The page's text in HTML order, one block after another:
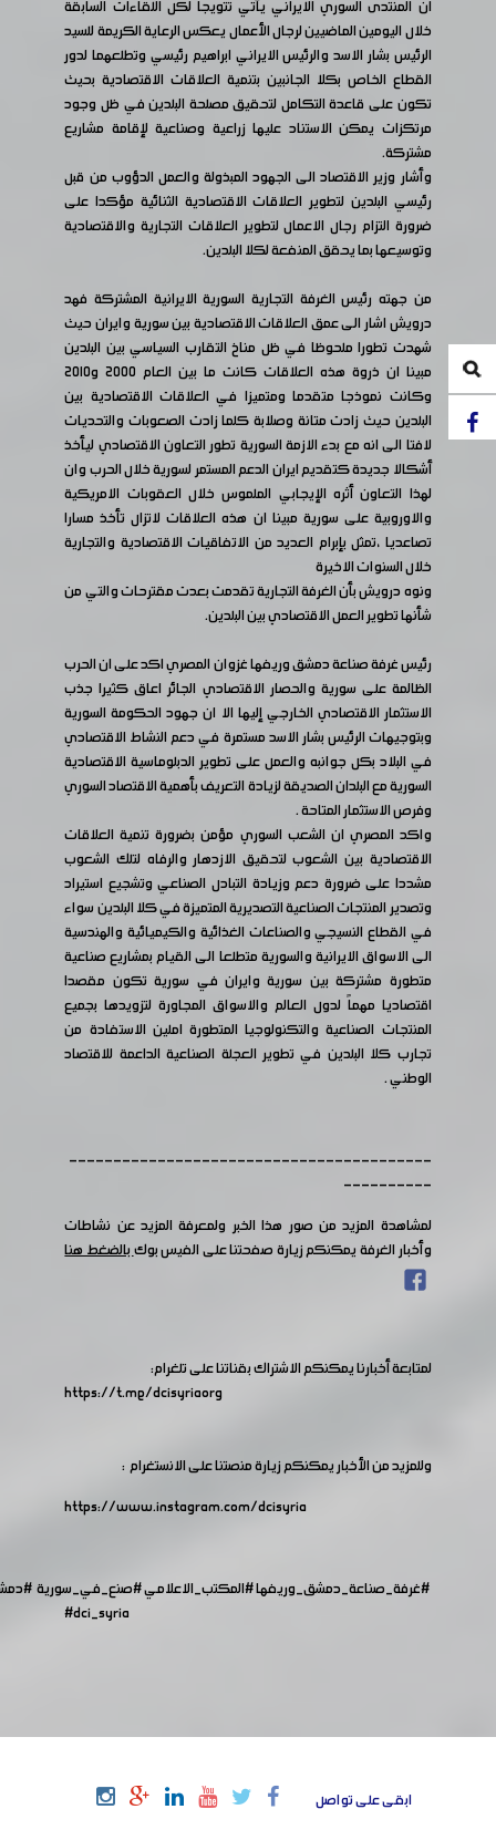
ان المنتدى السوري الايراني يأتي تتويجاً لكل اللقاءات السابقة
خلال اليومين الماضيين لرجال الأعمال يعكس الرعاية الكريمة للسيد
الرئيس بشار الاسد والرئيس الايراني ابراهيم رئيسي وتطلعهما لدور
القطاع الخاص بكلا الجانبين بتنمية العلاقات الاقتصادية بحيث
تكون على قاعدة التكامل لتحقيق مصلحة البلدين في ظل وجود
مرتكزات يمكن الاستناد عليها زراعية وصناعية لإقامة مشاريع
مشتركة.
وأشار وزير الاقتصاد الى الجهود المبذولة والعمل الدؤوب من قبل
رئيسي البلدين لتطوير العلاقات الاقتصادية الثنائية مؤكدا على
ضرورة التزام رجال الاعمال لتطوير العلاقات التجارية والاقتصادية
وتوسيعها بما يحقق المنفعة لكلا البلدين.
من جهته رئيس الغرفة التجارية السورية الايرانية المشتركة فهد
درويش اشار الى عمق العلاقات الاقتصادية بين سورية وايران حيث
شهدت تطورا ملحوظا في ظل مناخ التقارب السياسي بين البلدين
مبينا ان ذروة هذه العلاقات كانت ما بين العام ٢٠٠٠ و٢٠١٠
وكانت نموذجا متقدما ومتميزا في العلاقات الاقتصادية بين
البلدين حيث زادت متانة وصلابة كلما زادت الصعوبات والتحديات
لافتا الى انه مع بدء الازمة السورية تطور التعاون الاقتصادي ليأخذ
أشكالا جديدة كتقديم ايران الدعم المستمر لسورية خلال الحرب وان
لهذا التعاون أثره الإيجابي الملموس خلال العقوبات الامريكية
والاوروبية على سورية مبينا ان هذه العلاقات لاتزال تأخذ مسارا
تصاعديا ،تمثل بإبرام العديد من الاتفاقيات الاقتصادية والتجارية
خلال السنوات الاخيرة
ونوه درويش بأن الغرفة التجارية تقدمت بعدت مقترحات والتي من
شأنها تطوير العمل الاقتصادي بين البلدين.
رئيس غرفة صناعة دمشق وريفها غزوان المصري اكد على ان الحرب
الظالمة على سورية والحصار الاقتصادي الجائر اعاق كثيرا جذب
الاستثمار الاقتصادي الخارجي إليها الا ان جهود الحكومة السورية
وبتوجيهات الرئيس بشار الاسد مستمرة في دعم النشاط الاقتصادي
في البلاد بكل جوانبه والعمل على تطوير الدبلوماسية الاقتصادية
السورية مع البلدان الصديقة لزيادة التعريف بأهمية الاقتصاد السوري
وفرص الاستثمار المتاحة .
واكد المصري ان الشعب السوري مؤمن بضرورة تنمية العلاقات
الاقتصادية بين الشعوب لتحقيق الازدهار والرفاه لتلك الشعوب
مشددا على ضرورة دعم وزيادة التبادل الصناعي وتشجيع استيراد
وتصدير المنتجات الصناعية التصديرية المتميزة في كلا البلدين سواء
في القطاع النسيجي والصناعات الغذائية والكيميائية والهندسية
الى الاسواق الايرانية والسورية متطلعا الى القيام بمشاريع صناعية
متطورة مشتركة بين سورية وايران في سورية تكون مقصدا
اقتصاديا مهماً لدول العالم والاسواق المجاورة لتزويدها بجميع
المنتجات الصناعية والتكنولوجيا المتطورة املين الاستفادة من
تجارب كلا البلدين في تطوير العجلة الصناعية الداعمة للاقتصاد
الوطني .
-----------------------------------------
----------
لمشاهدة المزيد من صور هذا الخبر ولمعرفة المزيد عن نشاطات
وأخبار الغرفة يمكنكم زيارة صفحتنا على الفيس بوكبالضغط هنا
لمتابعة أخبارنا يمكنكم الاشتراك بقناتنا على تلغرام:
https://t.me/dcisyriaorg
وللمزيد من الأخبار يمكنكم زيارة منصتنا على الانستغرام :
https://www.instagram.com/dcisyria​
#غرفة_صناعة_دمشق_وريفها#المكتب_الاعلامي#صنع_في_سورية
#dci_syria
ابقى على تواصل